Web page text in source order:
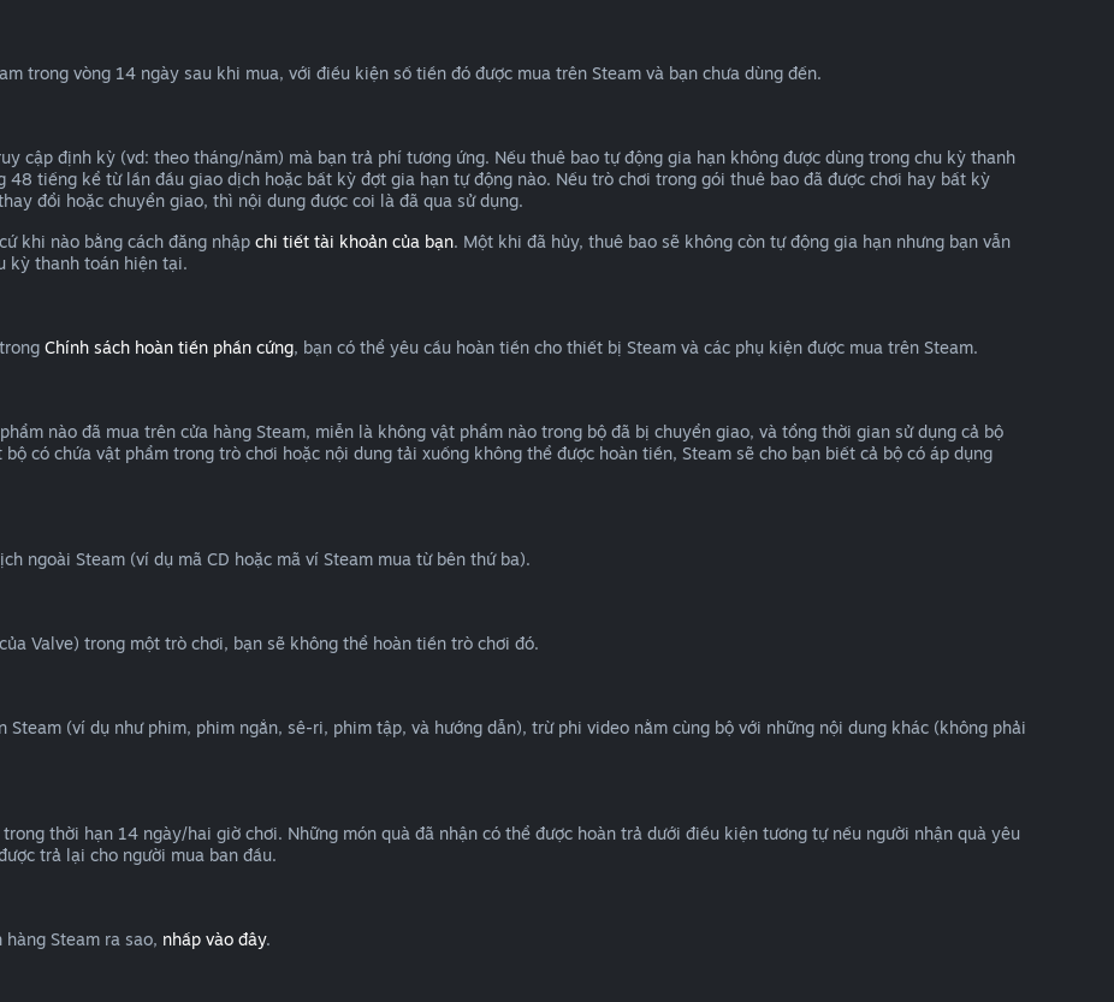
trong vòng 14 ngày sau khi mua, với điều kiện số tiền đó được mua trên Steam và bạn chưa dùng đến.
cập định kỳ (vd: theo tháng/năm) mà bạn trả phí tương ứng. Nếu thuê bao tự động gia hạn không được dùng trong chu kỳ thanh
tiếng kể từ lần đầu giao dịch hoặc bất kỳ đợt gia hạn tự động nào. Nếu trò chơi trong gói thuê bao đã được chơi hay bất kỳ
đổi hoặc chuyển giao, thì nội dung được coi là đã qua sử dụng.
khi nào bằng cách đăng nhập chi tiết tài khoản của bạn. Một khi đã hủy, thuê bao sẽ không còn tự động gia hạn nhưng bạn vẫn
kỳ thanh toán hiện tại.
Chính sách hoàn tiền phần cứng, bạn có thể yêu cầu hoàn tiền cho thiết bị Steam và các phụ kiện được mua trên Steam.
nào đã mua trên cửa hàng Steam, miễn là không vật phẩm nào trong bộ đã bị chuyển giao, và tổng thời gian sử dụng cả bộ
có chứa vật phẩm trong trò chơi hoặc nội dung tải xuống không thể được hoàn tiền, Steam sẽ cho bạn biết cả bộ có áp dụng
ngoài Steam (ví dụ mã CD hoặc mã ví Steam mua từ bên thứ ba).
Valve) trong một trò chơi, bạn sẽ không thể hoàn tiền trò chơi đó.
(ví dụ như phim, phim ngắn, sê-ri, phim tập, và hướng dẫn), trừ phi video nằm cùng bộ với những nội dung khác (không phải
thời hạn 14 ngày/hai giờ chơi. Những món quà đã nhận có thể được hoàn trả dưới điều kiện tương tự nếu người nhận quà yêu
trả lại cho người mua ban đầu.
Steam ra sao, nhấp vào đây.